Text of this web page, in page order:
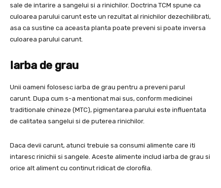
sale de intarire a sangelui si a rinichilor. Doctrina TCM spune ca
culoarea parului carunt este un rezultat al rinichilor dezechilibrati,
asa ca sustine ca aceasta planta poate preveni si poate inversa
culoarea parului carunt.
Iarba de grau
Unii oameni folosesc iarba de grau pentru a preveni parul
carunt. Dupa cum s-a mentionat mai sus, conform medicinei
traditionale chineze (MTC), pigmentarea parului este influentata
de calitatea sangelui si de puterea rinichilor.
Daca devii carunt, atunci trebuie sa consumi alimente care iti
intaresc rinichii si sangele. Aceste alimente includ iarba de grau si
orice alt aliment cu continut ridicat de clorofila.